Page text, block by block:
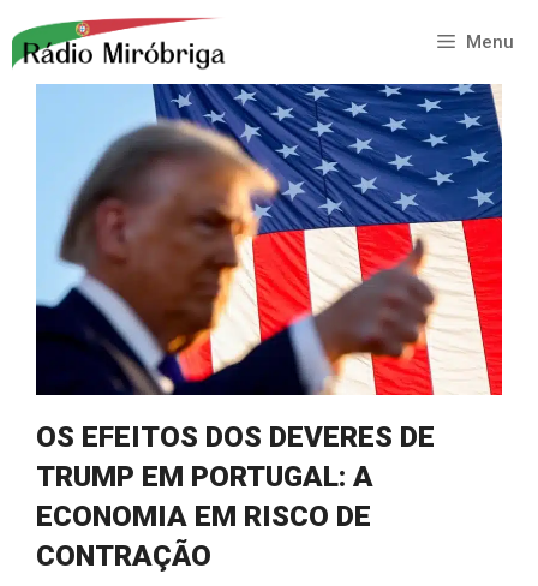
para
Menu
OS EFEITOS DOS DEVERES DE
TRUMP EM PORTUGAL: A
ECONOMIA EM RISCO DE
CONTRAÇÃO